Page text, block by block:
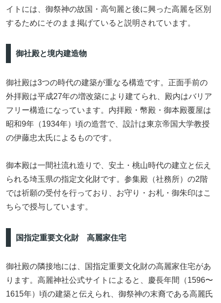
イトには、御祭神の故国・高句麗と後に興った高麗を区別
するためにそのまま掲げていると説明されています。
御社殿と境内建造物
御社殿は3つの時代の建築が重なる構造です。正面手前の
外拝殿は平成27年の増改築により建てられ、殿内はバリア
フリー構造になっています。内拝殿・幣殿・御本殿覆屋は
昭和9年（1934年）頃の造営で、設計は東京帝国大学教授
の伊藤忠太氏によるものです。
御本殿は一間社流れ造りで、安土・桃山時代の建立と伝え
られる埼玉県の指定文化財です。参集殿（社務所）の2階
では祈願の受付を行っており、お守り・お札・御朱印はこ
ちらで授与しています。
国指定重要文化財 高麗家住宅
御社殿の隣接地には、国指定重要文化財の高麗家住宅があ
ります。高麗神社公式サイトによると、慶長年間（1596〜
1615年）頃の建築と伝えられ、御祭神の末裔である高麗氏